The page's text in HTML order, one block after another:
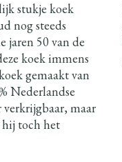
stukje koek
nog steeds
jaren 50 van de
koek immens
gemaakt van
Nederlandse
maar
toch het